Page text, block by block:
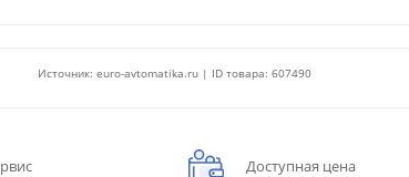
Источник: euro-avtomatika.ru | ID товара: 607490
Доступная цена